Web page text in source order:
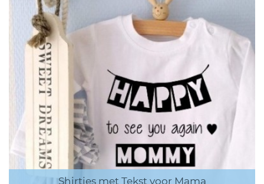
Shirtjes met Tekst voor Mama